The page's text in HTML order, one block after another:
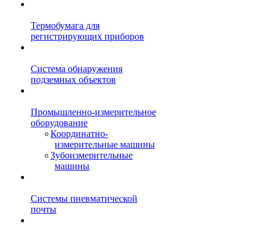
Термобумага для
регистрирующих приборов
Система обнаружения
подземных объектов
Промышленно-измерительное
оборудование
Координатно-
измерительные машины
Зубоизмерительные
машины
Системы пневматической
почты